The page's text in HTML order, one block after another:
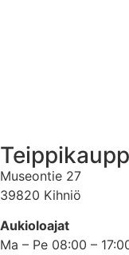
Museontie 27
39820 Kihniö
Aukioloajat
Ma – Pe 08:00 –